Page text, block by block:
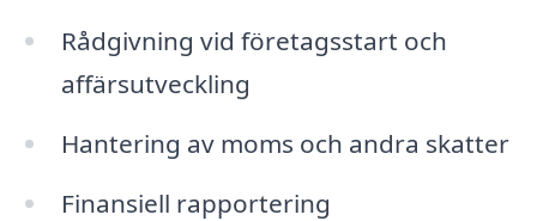
Rådgivning vid företagsstart och
affärsutveckling
Hantering av moms och andra skatter
Finansiell rapportering